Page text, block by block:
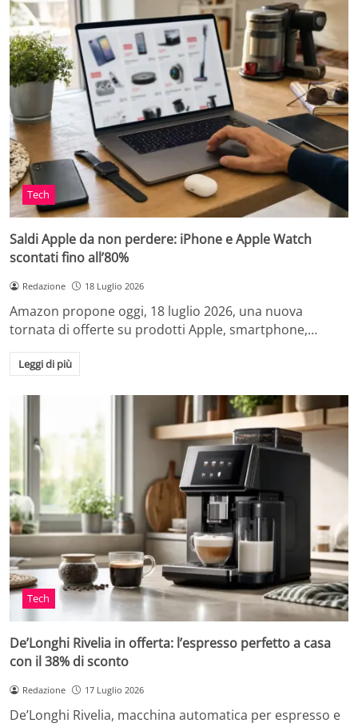
Tech
Saldi Apple da non perdere: iPhone e Apple Watch
scontati fino all’80%
Redazione 18 Luglio 2026
Amazon propone oggi, 18 luglio 2026, una nuova
tornata di offerte su prodotti Apple, smartphone,…
Leggi di più
Tech
De’Longhi Rivelia in offerta: l’espresso perfetto a casa
con il 38% di sconto
Redazione 17 Luglio 2026
De’Longhi Rivelia, macchina automatica per espresso e